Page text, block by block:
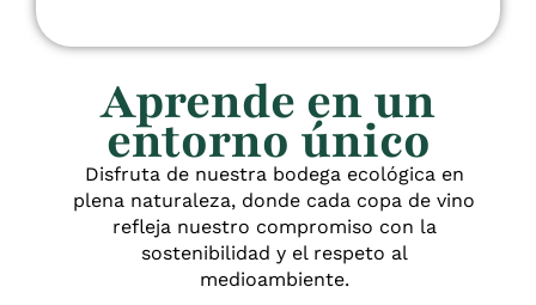
Aprende en un
entorno único
Disfruta de nuestra bodega ecológica en
plena naturaleza, donde cada copa de vino
refleja nuestro compromiso con la
sostenibilidad y el respeto al
medioambiente.